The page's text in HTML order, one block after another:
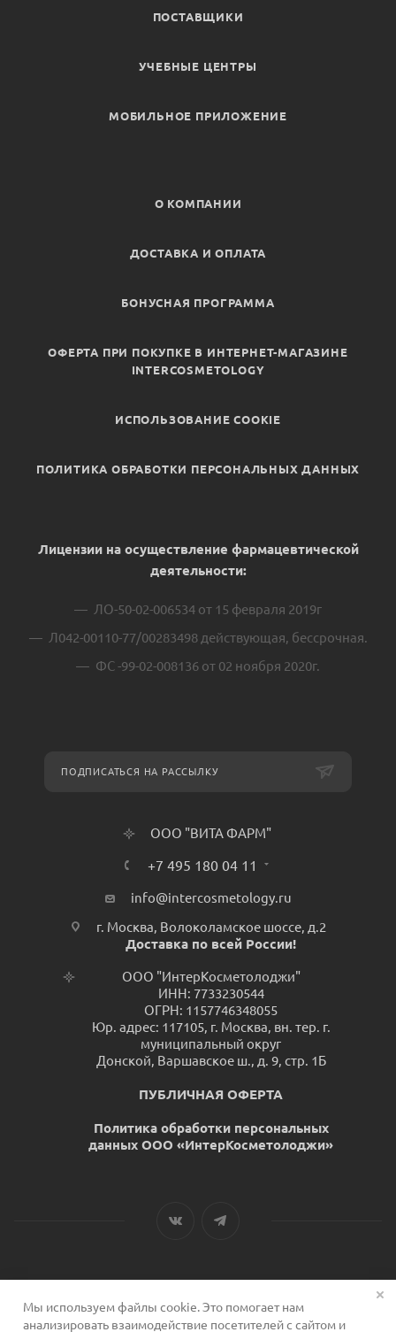
ПОСТАВЩИКИ
УЧЕБНЫЕ ЦЕНТРЫ
МОБИЛЬНОЕ ПРИЛОЖЕНИЕ
О КОМПАНИИ
ДОСТАВКА И ОПЛАТА
БОНУСНАЯ ПРОГРАММА
ОФЕРТА ПРИ ПОКУПКЕ В ИНТЕРНЕТ-МАГАЗИНЕ
INTERCOSMETOLOGY
ИСПОЛЬЗОВАНИЕ COOKIE
ПОЛИТИКА ОБРАБОТКИ ПЕРСОНАЛЬНЫХ ДАННЫХ
Лицензии на осуществление фармацевтической
деятельности:
ЛО-50-02-006534 от 15 февраля 2019г
Л042-00110-77/00283498 действующая, бессрочная.
ФС -99-02-008136 от 02 ноября 2020г.
ПОДПИСАТЬСЯ НА РАССЫЛКУ
ООО "ВИТА ФАРМ"
+7 495 180 04 11
info@intercosmetology.ru
г. Москва, Волоколамское шоссе, д.2
Доставка по всей России!
ООО "ИнтерКосметолоджи"
ИНН: 7733230544
ОГРН: 1157746348055
Юр. адрес: 117105, г. Москва, вн. тер. г.
муниципальный округ
Донской, Варшавское ш., д. 9, стр. 1Б
ПУБЛИЧНАЯ ОФЕРТА
Политика обработки персональных
данных ООО «ИнтерКосметолоджи»
2026 © Сервис для косметологов
Мы используем файлы cookie. Это помогает нам
анализировать взаимодействие посетителей с сайтом и